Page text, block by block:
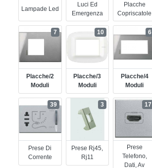
Lampade Led
Luci Ed
Emergenza
Placche
Copriscatole
Placche/2
Moduli
7
Placche/3
Moduli
10
Placche/4
Moduli
6
Prese Di
Corrente
39
Prese Rj45,
Rj11
3
Prese
Telefono,
Dati, Av
17